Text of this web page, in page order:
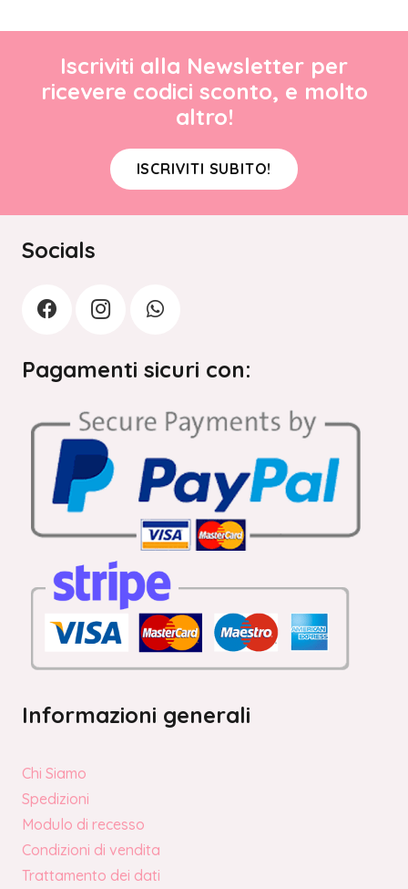
Iscriviti alla Newsletter per
ricevere codici sconto, e molto
altro!
ISCRIVITI SUBITO!
Socials
Pagamenti sicuri con:
Informazioni generali
Chi Siamo
Spedizioni
Modulo di recesso
Condizioni di vendita
Trattamento dei dati